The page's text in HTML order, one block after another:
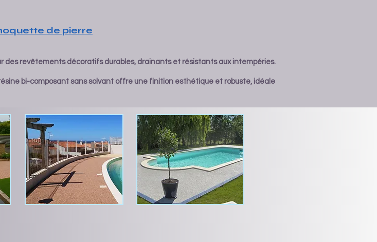
de pierre
des revêtements décoratifs durables, drainants et résistants aux intempéries.
bi-composant sans solvant offre une finition esthétique et robuste, idéale